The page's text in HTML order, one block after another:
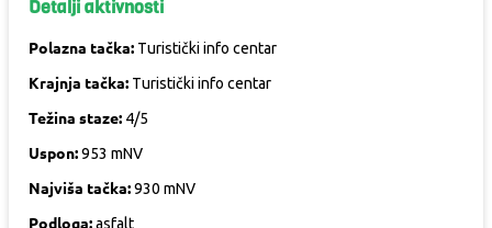
Detalji aktivnosti
Polazna tačka: Turistički info centar
Krajnja tačka: Turistički info centar
Težina staze: 4/5
Uspon:953 mNV
Najviša tačka:930 mNV
Podloga:asfalt